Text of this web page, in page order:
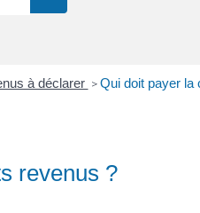
à déclarer > Qui doit payer la
revenus ?